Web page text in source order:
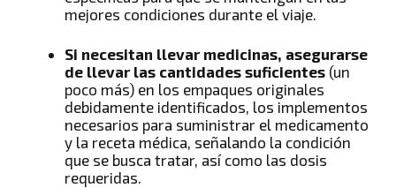
mejores condiciones durante el viaje.
Si necesitan llevar medicinas, asegurarse
de llevar las cantidades suficientes (un
poco más) en los empaques originales
debidamente identificados, los implementos
necesarios para suministrar el medicamento
y la receta médica, señalando la condición
que se busca tratar, así como las dosis
requeridas.